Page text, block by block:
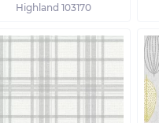
Highland 103170